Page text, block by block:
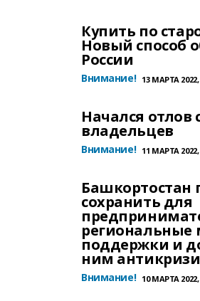
Купить по
Новый способ
России
Внимание! 13 МАРТА 2022,
Начался отлов
владельцев
Внимание! 11 МАРТА 2022,
Башкортостан
сохранить для
региональные
поддержки и
ним
Внимание! 10 МАРТА 2022,